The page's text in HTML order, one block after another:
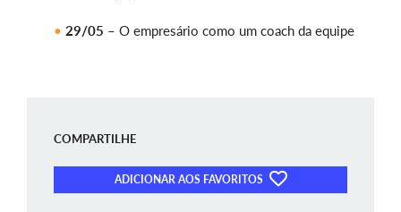
29/05 – O empresário como um coach da equipe
COMPARTILHE
ADICIONAR AOS FAVORITOS